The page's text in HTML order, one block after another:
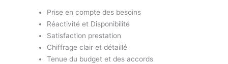
Prise en compte des besoins
Réactivité et Disponibilité
Satisfaction prestation
Chiffrage clair et détaillé
Tenue du budget et des accords